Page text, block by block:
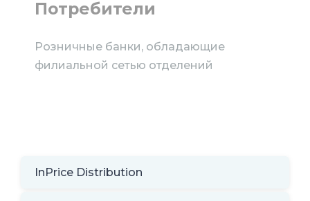
Потребители
Розничные банки, обладающие
филиальной сетью отделений
InPrice Distribution